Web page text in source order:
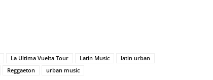
La Ultima Vuelta Tour Latin Music
latin urban
Reggaeton urban music